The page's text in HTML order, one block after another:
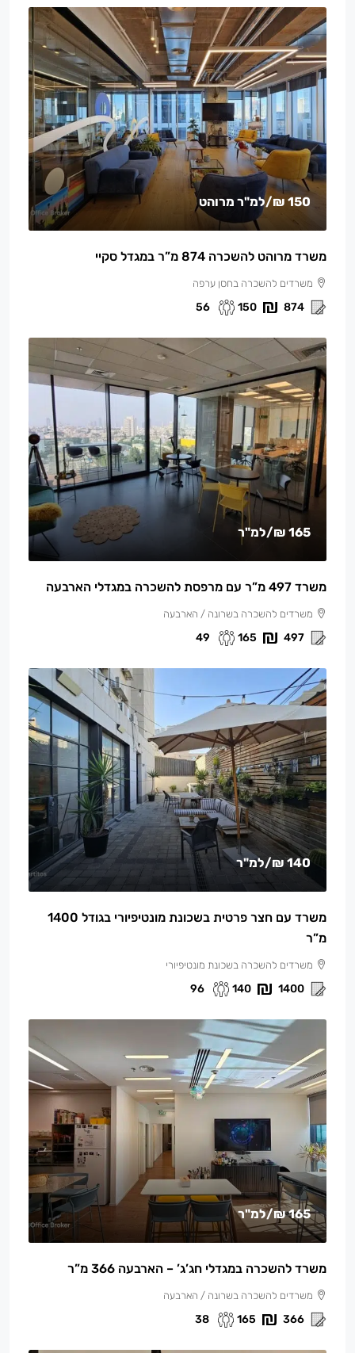
150 ₪ /למ"ר מרוהט
משרד מרוהט להשכרה 874 מ”ר במגדל סקיי
משרדים להשכרה בחסן ערפה
874
150
56
165 ₪ /למ"ר
משרד 497 מ”ר עם מרפסת להשכרה במגדלי הארבעה
משרדים להשכרה בשרונה / הארבעה
497
165
49
140 ₪ /למ"ר
משרד עם חצר פרטית בשכונת מונטיפיורי בגודל 1400
מ”ר
משרדים להשכרה בשכונת מונטיפיורי
1400
140
96
165 ₪ /למ"ר
משרד להשכרה במגדלי חג’ג’ – הארבעה 366 מ”ר
משרדים להשכרה בשרונה / הארבעה
366
165
38